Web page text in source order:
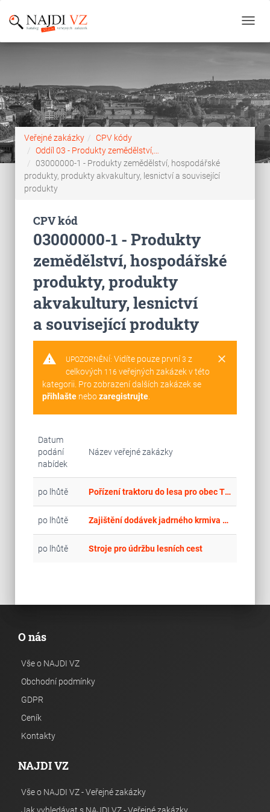
Veřejné zakázky
CPV kódy
Oddíl 03 - Produkty zemědělství,…
03000000-1 - Produkty zemědělství, hospodářské
produkty, produkty akvakultury, lesnictví a související
produkty
CPV kód
03000000-1 - Produkty
zemědělství, hospodářské
produkty, produkty
akvakultury, lesnictví
a související produkty
warning clear
UPOZORNĚNÍ: Vidíte pouze první 3 z
celkových 116 veřejných zakázek v této
kategorii. Pro zobrazení dalších zakázek se
přihlaštenebozaregistrujte.
Datum
podání
nabídek
Název veřejné zakázky
po lhůtě Pořízení traktoru do lesa pro obec Třebenice
po lhůtě Zajištění dodávek jadrného krmiva 2026 – 2027
po lhůtě Stroje pro údržbu lesních cest
O nás
Vše o NAJDI VZ
Obchodní podmínky
GDPR
Ceník
Kontakty
NAJDI VZ
Vše o NAJDI VZ - Veřejné zakázky